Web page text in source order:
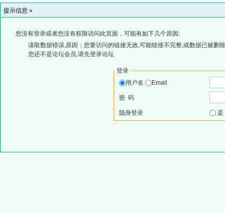
提示信息 »
您没有登录或者您没有权限访问此页面，可能有如下几个原因:
读取数据错误,原因：您要访问的链接无效,可能链接不完整,或数据已被删
您还不是论坛会员,请先登录论坛
登录
用户名
Email
密 码
隐身登录